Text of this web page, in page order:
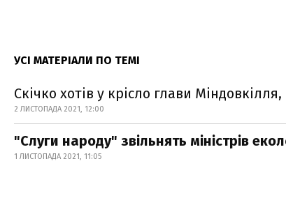
УСІ МАТЕРІАЛИ ПО ТЕМІ
Скічко хотів у крісло глави
2 ЛИСТОПАДА 2021, 12:00
"Слуги народу" звільнять міністрів
1 ЛИСТОПАДА 2021, 11:05